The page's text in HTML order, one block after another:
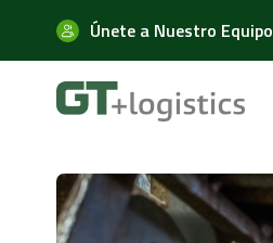
Únete a Nuestro Equipo